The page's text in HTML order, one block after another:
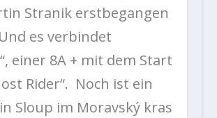
Stranik erstbegangen
es verbindet
einer 8A + mit dem Start
Rider“. Noch ist ein
Sloup im Moravský kras